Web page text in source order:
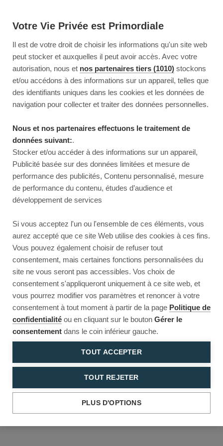
Votre Vie Privée est Primordiale
Il est de votre droit de choisir les informations qu'un site web
peut stocker et auxquelles il peut avoir accès. Avec votre
autorisation, nous et nos partenaires tiers (1010) stockons
et/ou accédons à des informations sur un appareil, telles que
des identifiants uniques dans les cookies et les données de
navigation pour collecter et traiter des données personnelles.
Nous et nos partenaires effectuons le traitement de
données suivant:.
Stocker et/ou accéder à des informations sur un appareil,
Publicité basée sur des données limitées et mesure de
performance des publicités, Contenu personnalisé, mesure
de performance du contenu, études d’audience et
développement de services
Si vous acceptez l'un ou l'ensemble de ces éléments, vous
aurez accepté que ce site Web utilise des cookies à ces fins.
Vous pouvez également choisir de refuser tout
consentement, mais certaines fonctions personnalisées du
site ne vous seront pas accessibles. Vos choix de
consentement s'appliqueront uniquement à ce site web, et
vous pourrez modifier vos paramètres et renoncer à votre
consentement à tout moment à partir de la page Politique de
confidentialité ou en cliquant sur le bouton Gérer le
consentement dans le coin inférieur gauche.
TOUT ACCEPTER
TOUT REJETER
PLUS D'OPTIONS
Reload to try again, or go back.
Reload Back